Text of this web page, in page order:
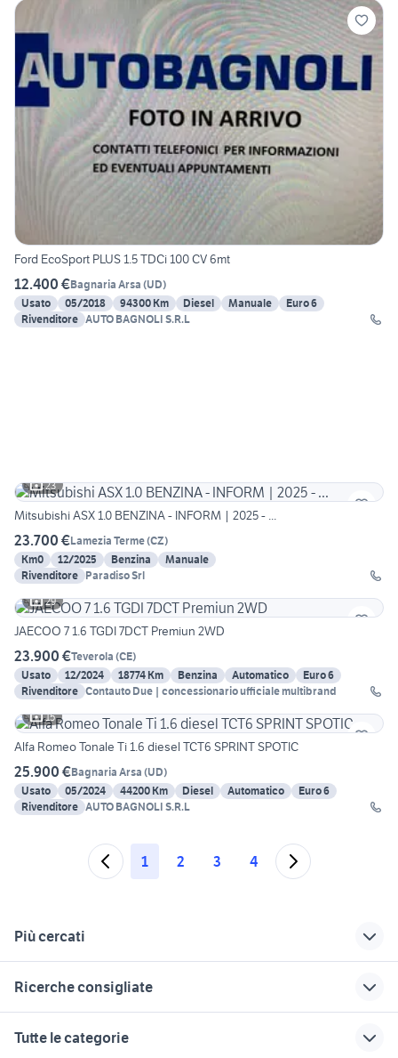
Ford EcoSport PLUS 1.5 TDCi 100 CV 6mt
12.400 €Bagnaria Arsa (UD)
Usato
05/2018 94300 Km Diesel Manuale
Euro 6
Rivenditore AUTO BAGNOLI S.R.L
23
Mitsubishi ASX 1.0 BENZINA - INFORM | 2025 - ...
23.700 €Lamezia Terme(CZ)
Km0
12/2025 Benzina
Manuale
Rivenditore Paradiso Srl
29
JAECOO 7 1.6 TGDI 7DCT Premiun 2WD
23.900 €Teverola (CE)
Usato
12/2024 18774 Km Benzina Automatico
Euro 6
Rivenditore Contauto Due | concessionario ufficiale multibrand
15
Alfa Romeo Tonale Ti 1.6 diesel TCT6 SPRINT SPOTIC
25.900 €Bagnaria Arsa (UD)
Usato
05/2024 44200 Km Diesel Automatico
Euro 6
Rivenditore AUTO BAGNOLI S.R.L
1 2 3 4
Più cercati
auto suv metano
dacia sandero km 0
Ricerche consigliate
opel ascona
Tutte le categorie